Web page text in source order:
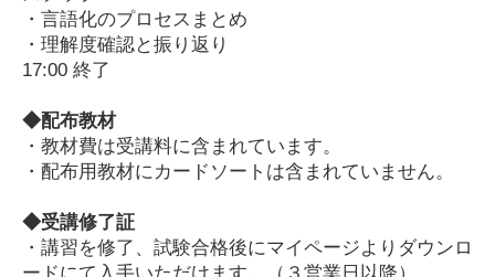
・言語化のプロセスまとめ
・理解度確認と振り返り
17:00 終了
◆配布教材
・教材費は受講料に含まれています。
・配布用教材にカードソートは含まれていません。
◆受講修了証
・講習を修了、試験合格後にマイページよりダウンロ